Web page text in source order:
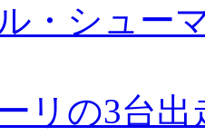
・シュー
リの3台